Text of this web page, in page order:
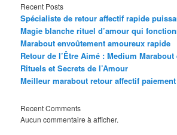
Recent Posts
Spécialiste de retour affectif rapide
Magie blanche rituel d’amour qui
Marabout envoûtement amoureux rapide
Retour de l’Être Aimé : Medium
Rituels et Secrets de l’Amour
Meilleur marabout retour affectif
Recent Comments
Aucun commentaire à afficher.